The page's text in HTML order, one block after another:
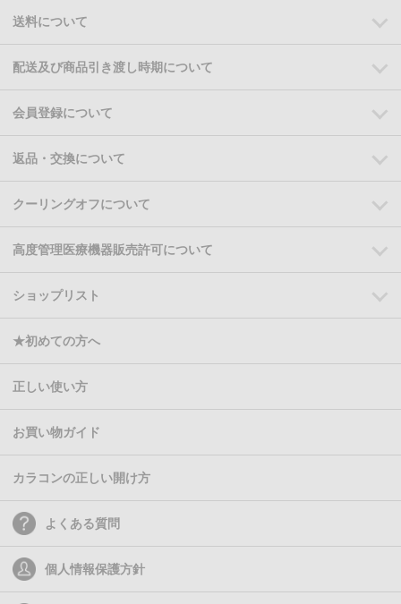
送料について
配送及び商品引き渡し時期について
会員登録について
返品・交換について
クーリングオフについて
高度管理医療機器販売許可について
ショップリスト
★初めての方へ
正しい使い方
お買い物ガイド
カラコンの正しい開け方
よくある質問
個人情報保護方針